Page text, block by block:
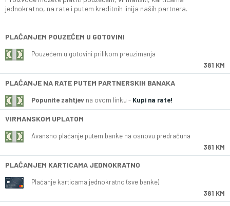
jednokratno, na rate i putem kreditnih linija naših partnera.
PLAĆANJEM POUZEĆEM U GOTOVINI
Pouzećem u gotovini prilikom preuzimanja
381 KM
PLAĆANJE NA RATE PUTEM PARTNERSKIH BANAKA
Popunite zahtjev na ovom linku - Kupi na rate!
VIRMANSKOM UPLATOM
Avansno plaćanje putem banke na osnovu predračuna
381 KM
PLAĆANJEM KARTICAMA JEDNOKRATNO
Plaćanje karticama jednokratno (sve banke)
381 KM